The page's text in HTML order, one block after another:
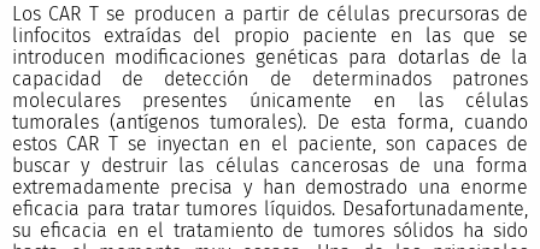
Los CAR T se producen a partir de células precursoras de
linfocitos extraídas del propio paciente en las que se
introducen modificaciones genéticas para dotarlas de la
capacidad de detección de determinados patrones
moleculares presentes únicamente en las células
tumorales (antígenos tumorales). De esta forma, cuando
estos CAR T se inyectan en el paciente, son capaces de
buscar y destruir las células cancerosas de una forma
extremadamente precisa y han demostrado una enorme
eficacia para tratar tumores líquidos. Desafortunadamente,
su eficacia en el tratamiento de tumores sólidos ha sido